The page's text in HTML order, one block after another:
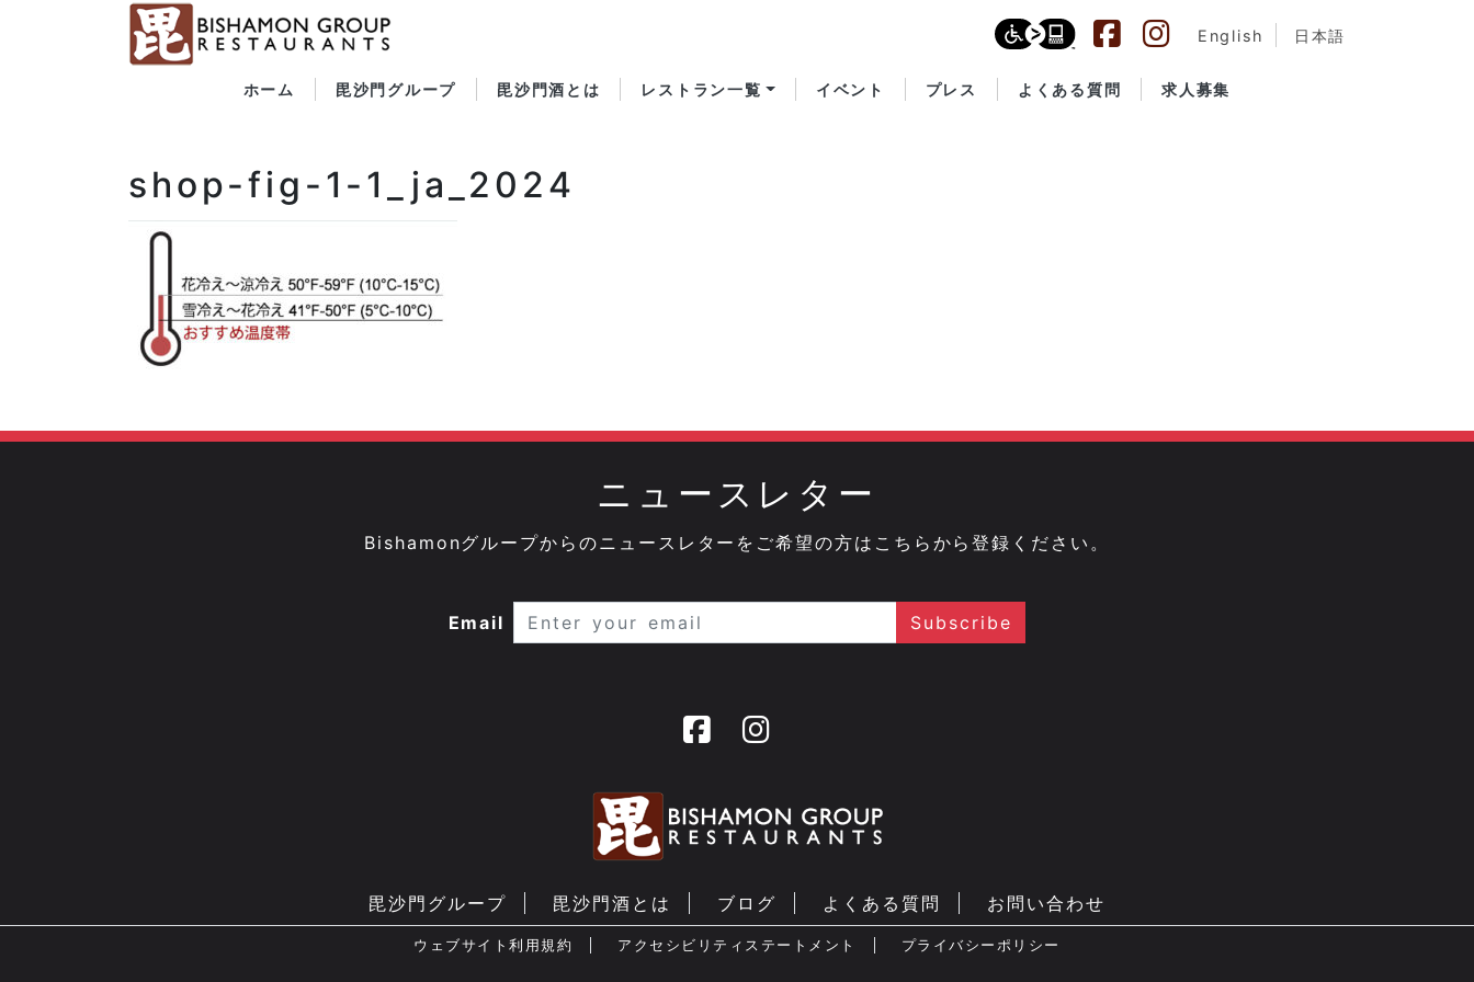
English 日本語
ホーム 毘沙門グループ 毘沙門酒とは レストラン一覧 イベント プレス よくある質問 求人募集
shop-fig-1-1_ja_2024
ニュースレター
Bishamonグループからのニュースレターをご希望の方はこちらから登録ください。
Email
毘沙門グループ 毘沙門酒とは ブログ よくある質問 お問い合わせ
ウェブサイト利用規約 アクセシビリティステートメント プライバシーポリシー